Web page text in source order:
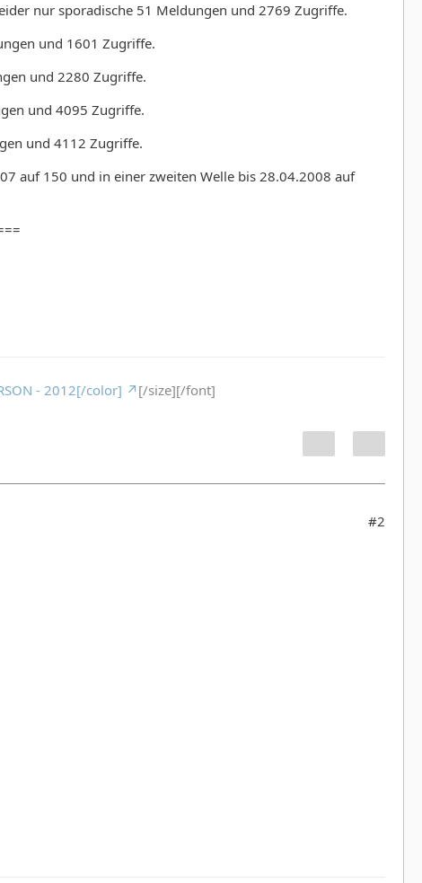
nur sporadische 51 Meldungen und 2769 Zugriffe.
und 1601 Zugriffe.
und 2280 Zugriffe.
und 4095 Zugriffe.
und 4112 Zugriffe.
auf 150 und in einer zweiten Welle bis 28.04.2008 auf
- 2012[/color] [/size][/font]
#2